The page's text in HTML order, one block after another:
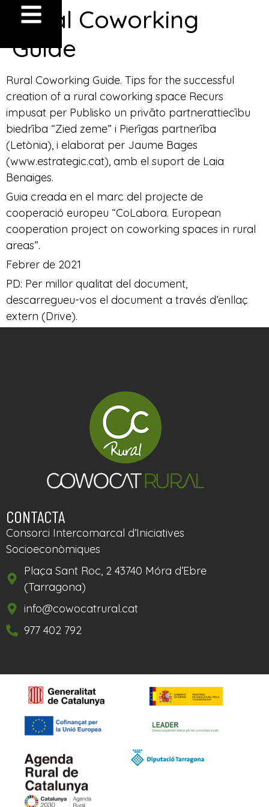
Rural Coworking
Guide
Rural Coworking Guide. Tips for the successful
creation of a rural coworking space Recurs
impusat per Publisko un privāto partnerattiecību
biedrība “Zied zeme” i Pierīgas partnerība
(Letònia), i elaborat per Jaume Bages
(www.estrategic.cat), amb el suport de Laia
Benaiges.
Guia creada en el marc del projecte de
cooperació europeu “CoLabora. European
cooperation project on coworking spaces in rural
areas”.
Febrer de 2021
PD: Per millor qualitat del document,
descarregueu-vos el document a través d’enllaç
extern (Drive).
CONTACTA
Consorci Intercomarcal d’Iniciatives
Socioeconòmiques
Plaça Sant Roc, 2 43740 Móra d’Ebre
(Tarragona)
info@cowocatrural.cat
977 402 792